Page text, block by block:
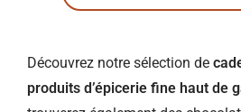
Découvrez notre sélection de
produits d’épicerie fine haut de